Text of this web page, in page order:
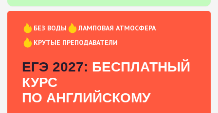
БЕЗ ВОДЫ
ЛАМПОВАЯ АТМОСФЕРА
КРУТЫЕ ПРЕПОДАВАТЕЛИ
ЕГЭ 2027: БЕСПЛАТНЫЙ
КУРС
ПО АНГЛИЙСКОМУ